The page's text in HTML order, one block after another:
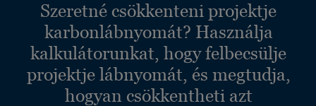
Szeretné csökkenteni projektje
karbonlábnyomát? Használja
kalkulátorunkat, hogy felbecsülje
projektje lábnyomát, és megtudja,
hogyan csökkentheti azt